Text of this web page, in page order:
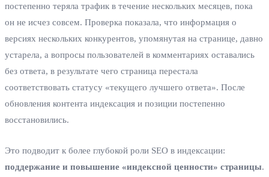
постепенно теряла трафик в течение нескольких месяцев, пока
он не исчез совсем. Проверка показала, что информация о
версиях нескольких конкурентов, упомянутая на странице, давно
устарела, а вопросы пользователей в комментариях оставались
без ответа, в результате чего страница перестала
соответствовать статусу «текущего лучшего ответа». После
обновления контента индексация и позиции постепенно
восстановились.
Это подводит к более глубокой роли SEO в индексации:
поддержание и повышение «индексной ценности» страницы.